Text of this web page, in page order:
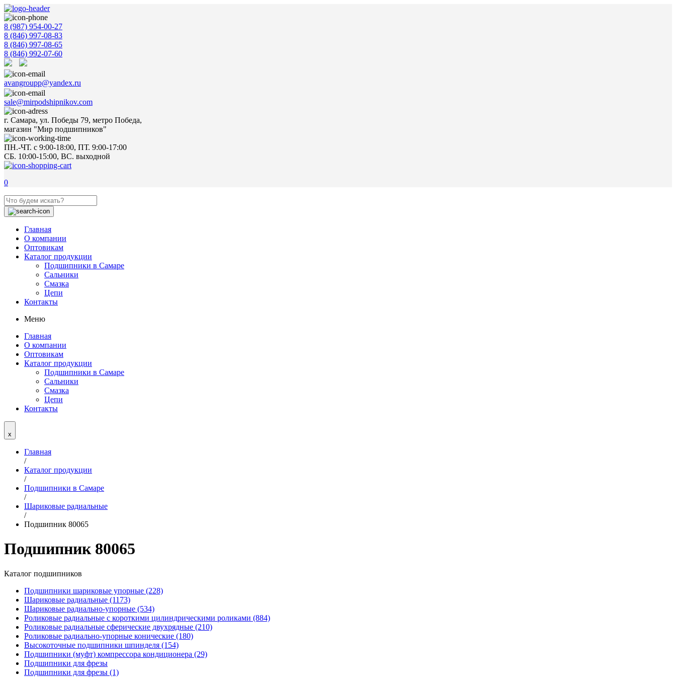
8 (987) 954-00-27
8 (846) 997-08-83
8 (846) 997-08-65
8 (846) 992-07-60
avangroupp@yandex.ru
sale@mirpodshipnikov.com
г. Самара, ул. Победы 79, метро Победа,
магазин "Мир подшипников"
ПН.-ЧТ. с 9:00-18:00, ПТ. 9:00-17:00
СБ. 10:00-15:00, ВС. выходной
0
Главная
О компании
Оптовикам
Каталог продукции
Подшипники в Самаре
Сальники
Смазка
Цепи
Контакты
Меню
Главная
О компании
Оптовикам
Каталог продукции
Подшипники в Самаре
Сальники
Смазка
Цепи
Контакты
x
Главная
/
Каталог продукции
/
Подшипники в Самаре
/
Шариковые радиальные
/
Подшипник 80065
Подшипник 80065
Каталог подшипников
Подшипники шариковые упорные (228)
Шариковые радиальные (1173)
Шариковые радиально-упорные (534)
Роликовые радиальные с короткими цилиндрическими роликами (884)
Роликовые радиальные сферические двухрядные (210)
Роликовые радиально-упорные конические (180)
Высокоточные подшипники шпинделя (154)
Подшипники (муфт) компрессора кондиционера (29)
Подшипники для фрезы
Подшипники для фрезы (1)